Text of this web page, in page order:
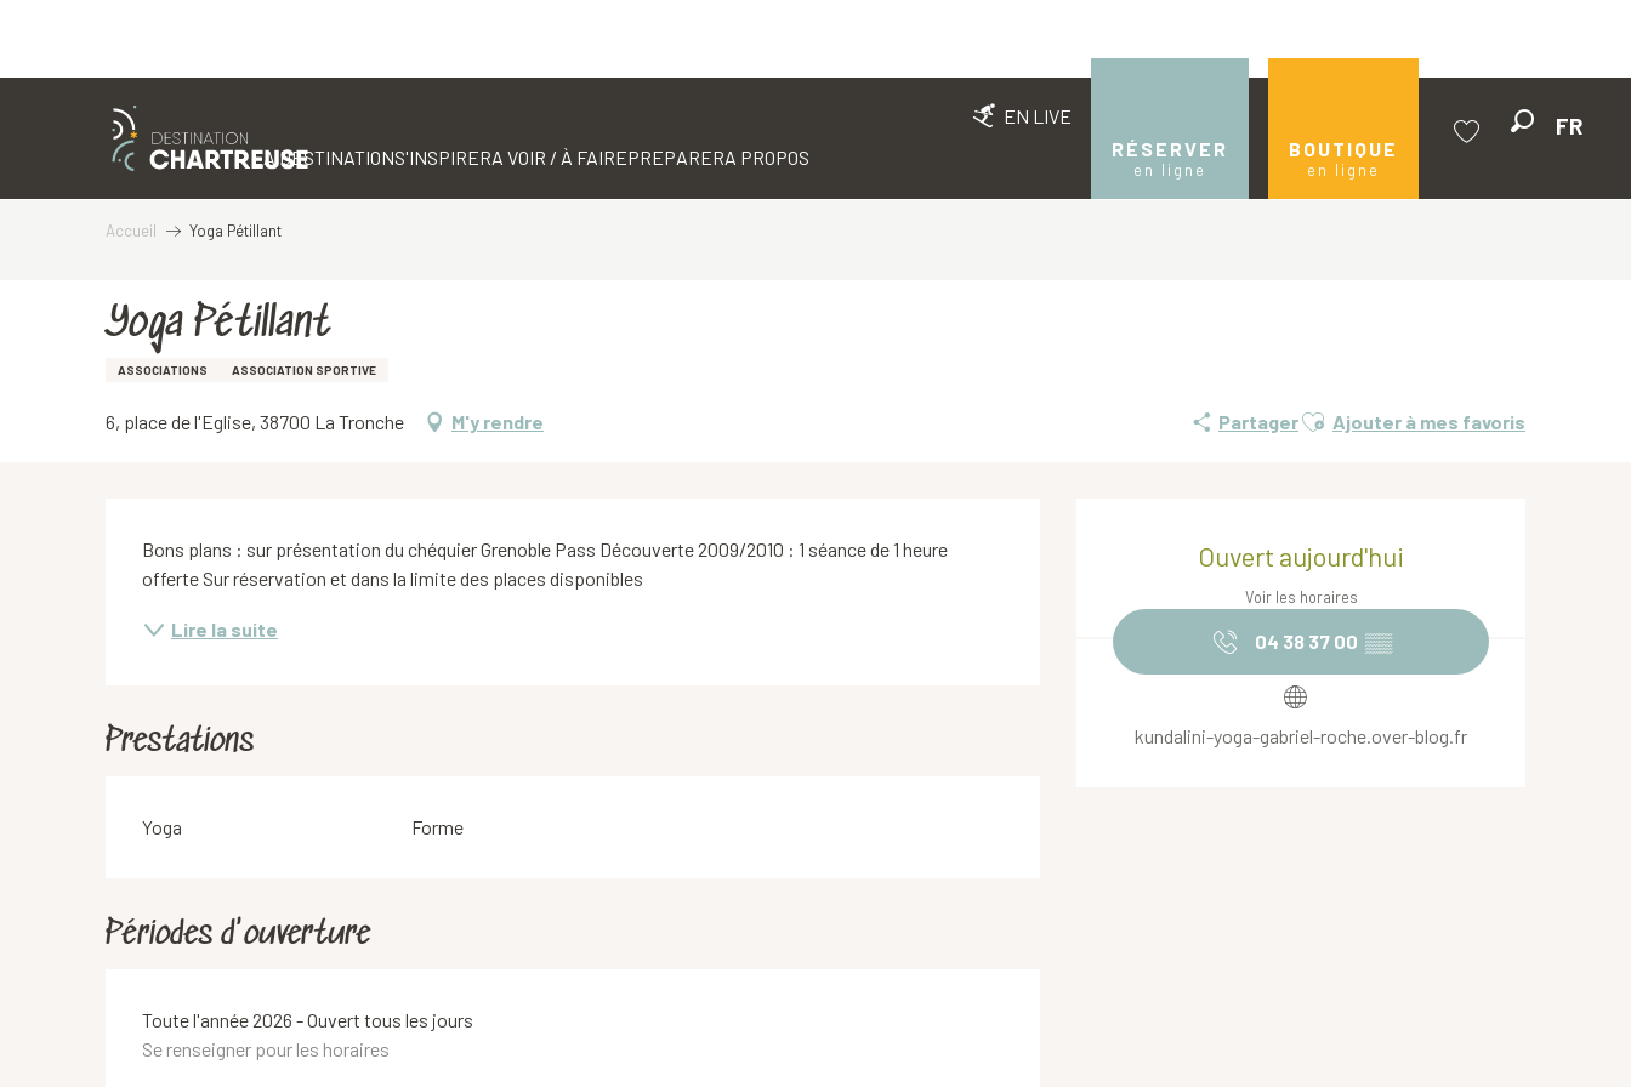
EN LIVE
RÉSERVER
en ligne
BOUTIQUE
en ligne
FR
LA DESTINATIONS'INSPIRERA VOIR / À FAIREPREPARERA PROPOS
Accueil Yoga Pétillant
Yoga Pétillant
ASSOCIATIONS ASSOCIATION SPORTIVE
6, place de l'Eglise, 38700 La Tronche M'y rendre PartagerAjouter aux favoris
Ajouter à mes favoris
Ouverture et coordonnées
Ouvert aujourd'hui
Voir les horaires
04 38 37 00 ▒▒
kundalini-yoga-gabriel-roche.over-blog.fr
Description
Bons plans : sur présentation du chéquier Grenoble Pass Découverte 2009/2010 : 1 séance de 1 heure
offerte Sur réservation et dans la limite des places disponibles
Lire la suite
Prestations
Yoga Forme
Périodes d'ouverture
Toute l'année 2026 - Ouvert tous les jours
Se renseigner pour les horaires